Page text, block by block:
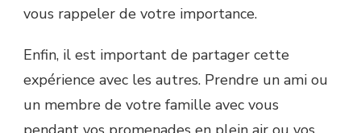
vous rappeler de votre importance.
Enfin, il est important de partager cette
expérience avec les autres. Prendre un ami ou
un membre de votre famille avec vous